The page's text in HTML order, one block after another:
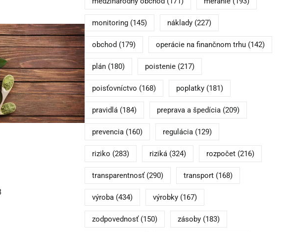
monitoring(145) náklady(227)
obchod (179) operácie na finančnom trhu(142)
plán(180) poistenie(217)
poisťovníctvo (168) poplatky(181)
pravidlá(184) preprava a špedícia(209)
prevencia(160) regulácia(129)
riziko (283) riziká(324) rozpočet(216)
transparentnosť(290) transport(168)
výroba(434) výrobky(167)
zodpovednosť(150) zásoby(183)